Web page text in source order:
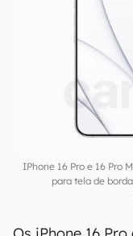
IPhone 16 Pro e 16 Pro
para tela de